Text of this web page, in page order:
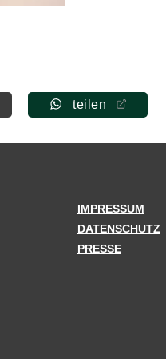
teilen
IMPRESSUM
DATENSCHUTZ
PRESSE